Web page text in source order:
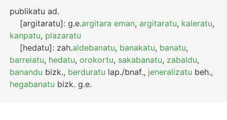
publikatu ad.
[argitaratu]:g.e.argitara eman,argitaratu, kaleratu,
kanpatu, plazaratu
[hedatu]: zah.aldebanatu, banakatu, banatu,
barreiatu, hedatu,orokortu, sakabanatu, zabaldu,
banandu bizk., berduratu lap./bnaf., jeneralizatu beh.,
hegabanatu bizk. g.e.